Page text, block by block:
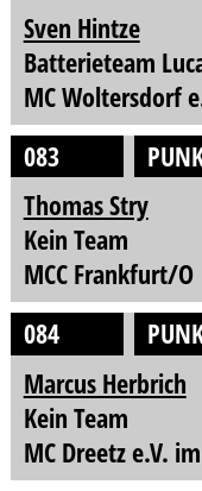
Sven Hintze
Batterieteam
MC Woltersdorf
083
Thomas Stry
Kein Team
MCC Frankfurt/O
084
Marcus Herbrich
Kein Team
MC Dreetz e.V.